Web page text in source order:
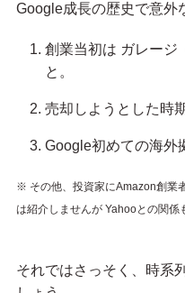
Google成長の歴史で意外
創業当初は ガレージ
と。
売却しようとした時
Google初めての海外
※ その他、投資家にAmazon創業
は紹介しませんが Yahooとの関係
それではさっそく、時系